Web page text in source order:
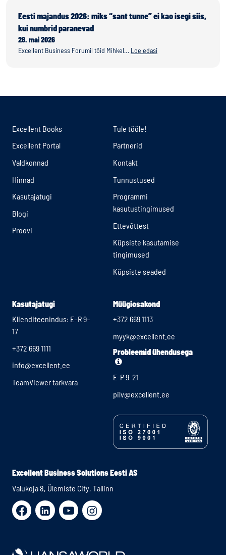
Eesti majandus 2026: miks “sant tunne” ei kao isegi siis,
kui numbrid paranevad
28. mai 2026
Excellent Business Forumil tõid Mihkel… Loe edasi
Excellent Books
Excellent Portal
Valdkonnad
Hinnad
Kasutajatugi
Blogi
Proovi
Tule tööle!
Partnerid
Kontakt
Tunnustused
Programmi
kasutustingimused
Ettevõttest
Küpsiste kasutamise
tingimused
Küpsiste seaded
Kasutajatugi
Klienditeenindus: E–R 9–
17
+372 669 1111
info@excellent.ee
TeamViewer tarkvara
Müügiosakond
+372 669 1113
myyk@excellent.ee
Probleemid ühendusega
E-P 9-21
pilv@excellent.ee
Excellent Business Solutions Eesti AS
Valukoja 8, Ülemiste City, Tallinn